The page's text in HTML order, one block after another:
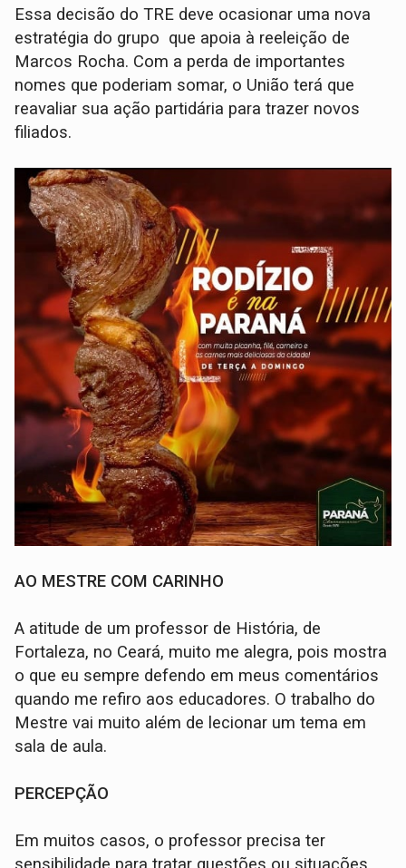
Essa decisão do TRE deve ocasionar uma nova
estratégia do grupo que apoia à reeleição de
Marcos Rocha. Com a perda de importantes
nomes que poderiam somar, o União terá que
reavaliar sua ação partidária para trazer novos
filiados.
AO MESTRE COM CARINHO
A atitude de um professor de História, de
Fortaleza, no Ceará, muito me alegra, pois mostra
o que eu sempre defendo em meus comentários
quando me refiro aos educadores. O trabalho do
Mestre vai muito além de lecionar um tema em
sala de aula.
PERCEPÇÃO
Em muitos casos, o professor precisa ter
sensibilidade para tratar questões ou situações